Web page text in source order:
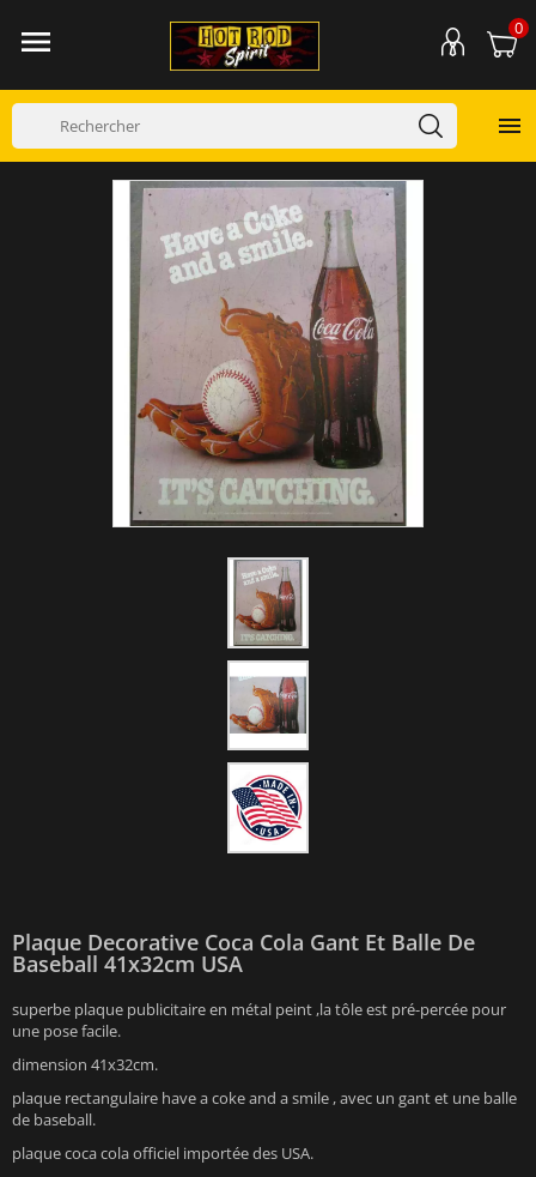
 0

Plaque Decorative Coca Cola Gant Et Balle De
Baseball 41x32cm USA
superbe plaque publicitaire en métal peint ,la tôle est pré-percée pour
une pose facile.
dimension 41x32cm.
plaque rectangulaire have a coke and a smile , avec un gant et une balle
de baseball.
plaque coca cola officiel importée des USA.